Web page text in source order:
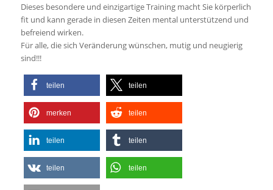
Dieses besondere und einzigartige Training macht Sie körperlich
fit und kann gerade in diesen Zeiten mental unterstützend und
befreiend wirken.
Für alle, die sich Veränderung wünschen, mutig und neugierig
sind!!!
teilen teilen
merken teilen
teilen teilen
teilen teilen